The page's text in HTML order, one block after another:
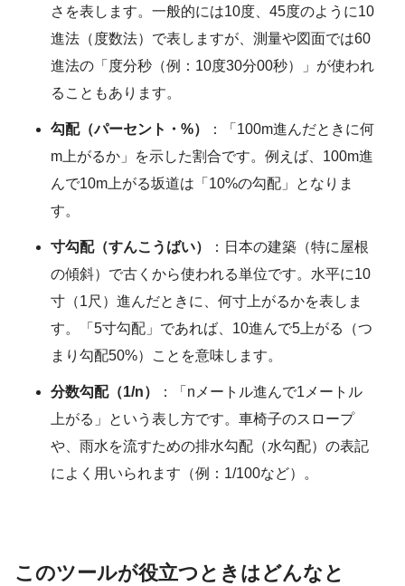
さを表します。一般的には10度、45度のように10
進法（度数法）で表しますが、測量や図面では60
進法の「度分秒（例：10度30分00秒）」が使われ
ることもあります。
勾配（パーセント・%）
：「100m進んだときに何
m上がるか」を示した割合です。例えば、100m進
んで10m上がる坂道は「10%の勾配」となりま
す。
寸勾配（すんこうばい）
：日本の建築（特に屋根
の傾斜）で古くから使われる単位です。水平に10
寸（1尺）進んだときに、何寸上がるかを表しま
す。「5寸勾配」であれば、10進んで5上がる（つ
まり勾配50%）ことを意味します。
分数勾配（1/n）
：「nメートル進んで1メートル
上がる」という表し方です。車椅子のスロープ
や、雨水を流すための排水勾配（水勾配）の表記
によく用いられます（例：1/100など）。
このツールが役立つときはどんなと